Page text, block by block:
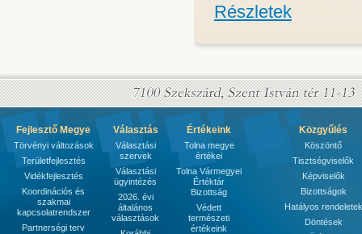
Részletek
Fejlesztő Megye
Törvényi változások
Területfejlesztés
Vidékfejlesztés
Koordinációs és
szakmai
kapcsolatrendszer
Partnerségi terv
Választás
Választási
szervek
Választási
ügyintézés
2026. évi
általános
választások
Értékeink
Tolna megye
értékei
Tolna Vármegyei
Értéktár
Bizottság
Védett
természeti
értékeink
Közgyűlés
Köszöntő
Tisztségviselők
Képviselők
Bizottságok
Hatályos rendeletek
Döntések